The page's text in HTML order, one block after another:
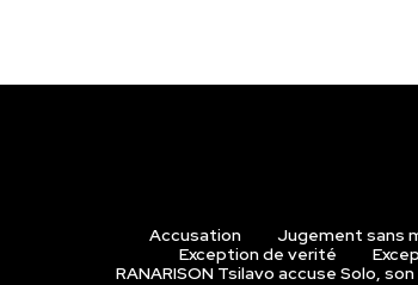
Accusation Jugement sans
Exception de verité
RANARISON Tsilavo accuse Solo,